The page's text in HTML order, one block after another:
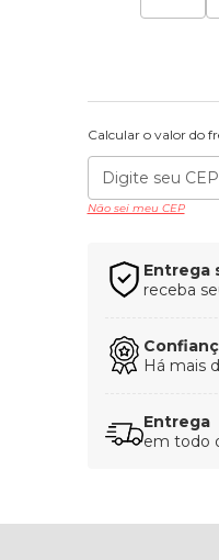
Calcular o valor do
Não sei meu CEP
Entrega
receba
Há mais
Entrega
em todo